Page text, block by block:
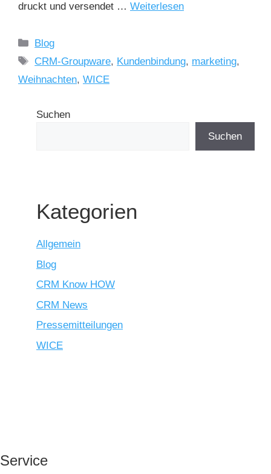
druckt und versendet … Weiterlesen
Kategorien
Blog
Schlagwörter
CRM-Groupware, Kundenbindung, marketing,
Weihnachten, WICE
Suchen
Suchen
Kategorien
Allgemein
Blog
CRM Know HOW
CRM News
Pressemitteilungen
WICE
Service